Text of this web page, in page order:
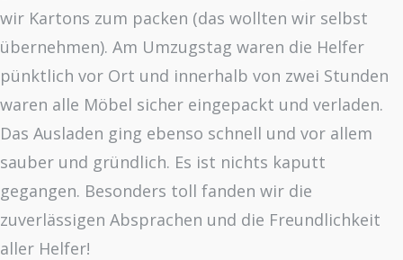
wir Kartons zum packen (das wollten wir selbst
übernehmen). Am Umzugstag waren die Helfer
pünktlich vor Ort und innerhalb von zwei Stunden
waren alle Möbel sicher eingepackt und verladen.
Das Ausladen ging ebenso schnell und vor allem
sauber und gründlich. Es ist nichts kaputt
gegangen. Besonders toll fanden wir die
zuverlässigen Absprachen und die Freundlichkeit
aller Helfer!